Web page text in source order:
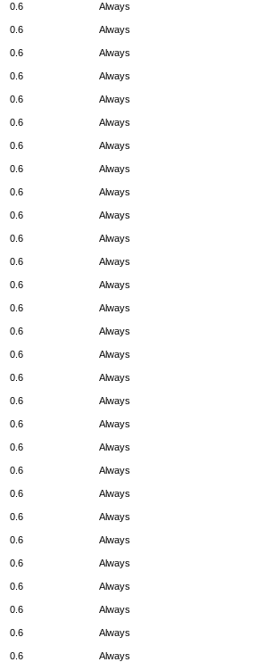
Always
0.6
Always
0.6
Always
0.6
Always
0.6
Always
0.6
Always
0.6
Always
0.6
Always
0.6
Always
0.6
Always
0.6
Always
0.6
Always
0.6
Always
0.6
Always
0.6
Always
0.6
Always
0.6
Always
0.6
Always
0.6
Always
0.6
Always
0.6
Always
0.6
Always
0.6
Always
0.6
Always
0.6
Always
0.6
Always
0.6
Always
0.6
Always
0.6
Always
0.6